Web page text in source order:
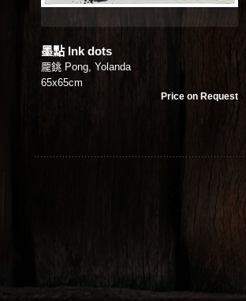
墨點 Ink dots
龎銚 Pong, Yolanda
65x65cm
Price on Request